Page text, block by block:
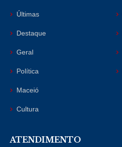
Últimas
Destaque
Geral
Política
Maceió
Cultura
ATENDIMENTO